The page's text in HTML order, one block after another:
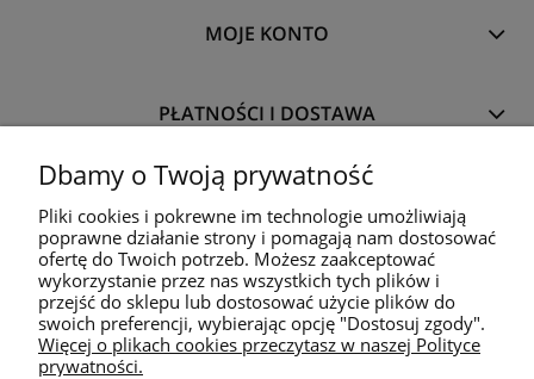
MOJE KONTO
PŁATNOŚCI I DOSTAWA
INFORMACJE
O NAS
Dbamy o Twoją prywatność
Pliki cookies i pokrewne im technologie umożliwiają
poprawne działanie strony i pomagają nam dostosować
ofertę do Twoich potrzeb. Możesz zaakceptować
wykorzystanie przez nas wszystkich tych plików i
przejść do sklepu lub dostosować użycie plików do
swoich preferencji, wybierając opcję "Dostosuj zgody".
Więcej o plikach cookies przeczytasz w naszej Polityce
prywatności.